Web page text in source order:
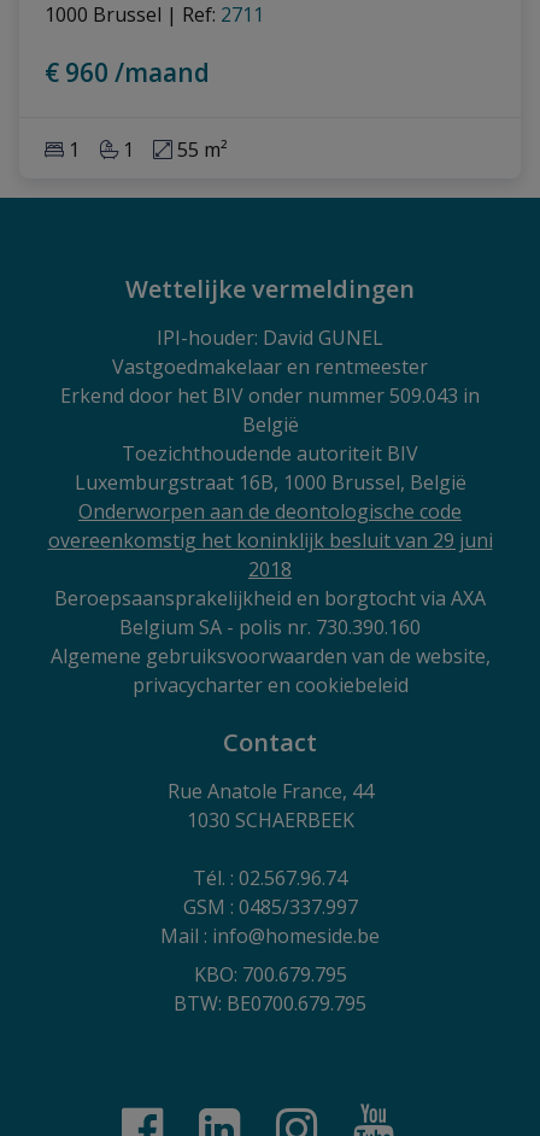
1000 Brussel | Ref: 2711
€ 960 /maand
1 1 55 m²
Wettelijke vermeldingen
IPI-houder: David GUNEL
Vastgoedmakelaar en rentmeester
Erkend door het BIV onder nummer 509.043 in
België
Toezichthoudende autoriteit BIV
Luxemburgstraat 16B, 1000 Brussel, België
Onderworpen aan de deontologische code
overeenkomstig het koninklijk besluit van 29 juni
2018
Beroepsaansprakelijkheid en borgtocht via AXA
Belgium SA - polis nr. 730.390.160
Algemene gebruiksvoorwaarden van de website,
privacycharter en cookiebeleid
Contact
Rue Anatole France, 44
1030 SCHAERBEEK
Tél. : 02.567.96.74
GSM : 0485/337.997
Mail : info@homeside.be
KBO: 700.679.795
BTW: BE0700.679.795